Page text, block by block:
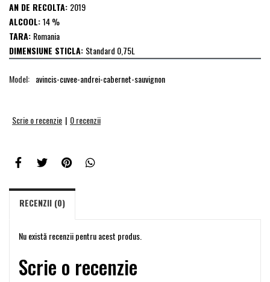
AN DE RECOLTA: 2019
ALCOOL:14 %
TARA: Romania
DIMENSIUNE STICLA: Standard 0,75L
Model: avincis-cuvee-andrei-cabernet-sauvignon
Scrie o recenzie | 0 recenzii
RECENZII (0)
Nu există recenzii pentru acest produs.
Scrie o recenzie